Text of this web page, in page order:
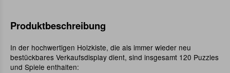
Produktbeschreibung
In der hochwertigen Holzkiste, die als immer wieder neu
bestückbares Verkaufsdisplay dient, sind insgesamt 120 Puzzles
und Spiele enthalten: